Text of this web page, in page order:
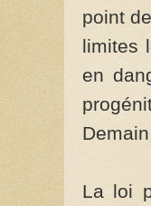
point
limites
en
La loi